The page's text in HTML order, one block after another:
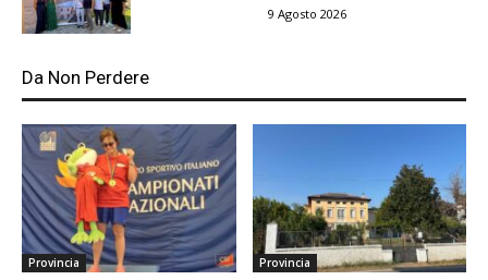
9 Agosto 2026
Da Non Perdere
Provincia Provincia